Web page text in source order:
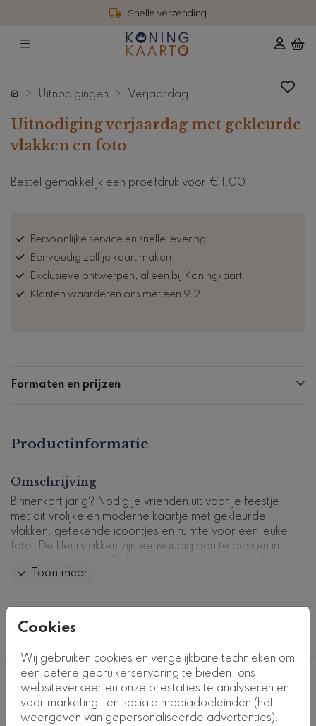
Snelle verzending
Cookies
Wij gebruiken cookies en vergelijkbare technieken om
een betere gebruikerservaring te bieden, ons
websiteverkeer en onze prestaties te analyseren en
voor marketing- en sociale mediadoeleinden (het
weergeven van gepersonaliseerde advertenties).
Uitnodigingen Verjaardag
Uitnodiging verjaardag met gekleurde
vlakken en foto
Bestel gemakkelijk een proefdruk voor € 1,00
Persoonlijke service en snelle levering
Eenvoudig zelf je kaart maken
Exclusieve ontwerpen, alleen bij Koningkaart
Klanten waarderen ons met een 9.2
Formaten en prijzen
Productinformatie
Omschrijving
Binnenkort jarig? Nodig je vrienden uit voor je feestje
met dit vrolijke en moderne kaartje met gekleurde
vlakken, getekende icoontjes en ruimte voor een leuke
foto. De kleurvlakken zijn eenvoudig aan te passen in
je eventueel veranderen naar eigen inzicht.
Kaartcode: U-138-m
Toon meer
Collectie
Deze ontwerpen vind je misschien ook
leuk